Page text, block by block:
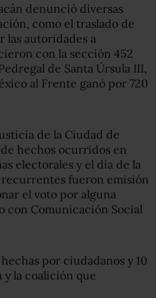
denunció diversas
como el traslado de
las autoridades a
con la sección 452
de Santa Úrsula III,
al Frente ganó por 720
de la Ciudad de
hechos ocurridos en
electorales y el día de la
recurrentes fueron emisión
el voto por alguna
con Comunicación Social
por ciudadanos y 10
y la coalición que